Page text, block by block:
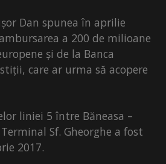
Dan spunea în aprilie
a 200 de milioane
și de la Banca
care ar urma să acopere
liniei 5 între Băneasa –
Sf. Gheorghe a fost
2017.